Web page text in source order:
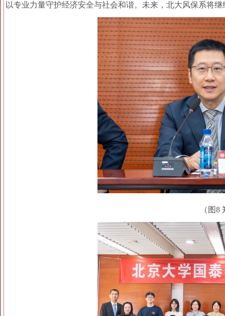
以专业力量守护经济安全与社会和谐。未来，北大风保系将
（图8